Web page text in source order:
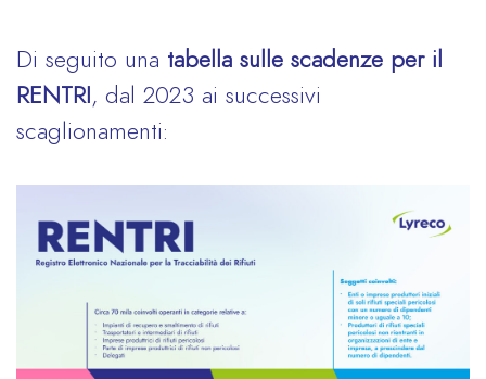
Di seguito una tabella sulle scadenze per il
RENTRI , dal 2023 ai successivi
scaglionamenti: